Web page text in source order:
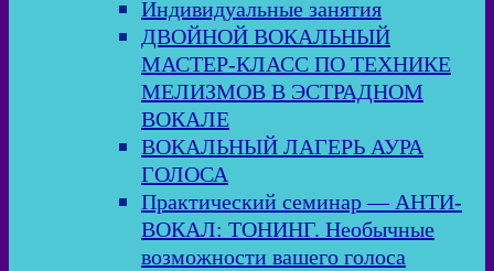
Индивидуальные занятия
ДВОЙНОЙ ВОКАЛЬНЫЙ
МАСТЕР-КЛАСС ПО ТЕХНИКЕ
МЕЛИЗМОВ В ЭСТРАДНОМ
ВОКАЛЕ
ВОКАЛЬНЫЙ ЛАГЕРЬ АУРА
ГОЛОСА
Практический семинар — АНТИ-
ВОКАЛ: ТОНИНГ. Необычные
возможности вашего голоса